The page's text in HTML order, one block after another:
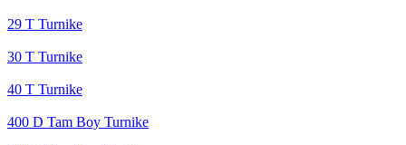
29 T Turnike
30 T Turnike
40 T Turnike
400 D Tam Boy Turnike